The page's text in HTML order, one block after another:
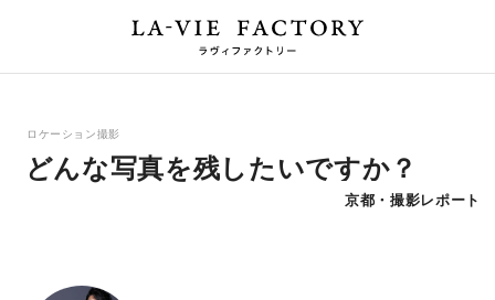
ロケーション撮影
どんな写真を残したいですか？
京都・撮影レポート